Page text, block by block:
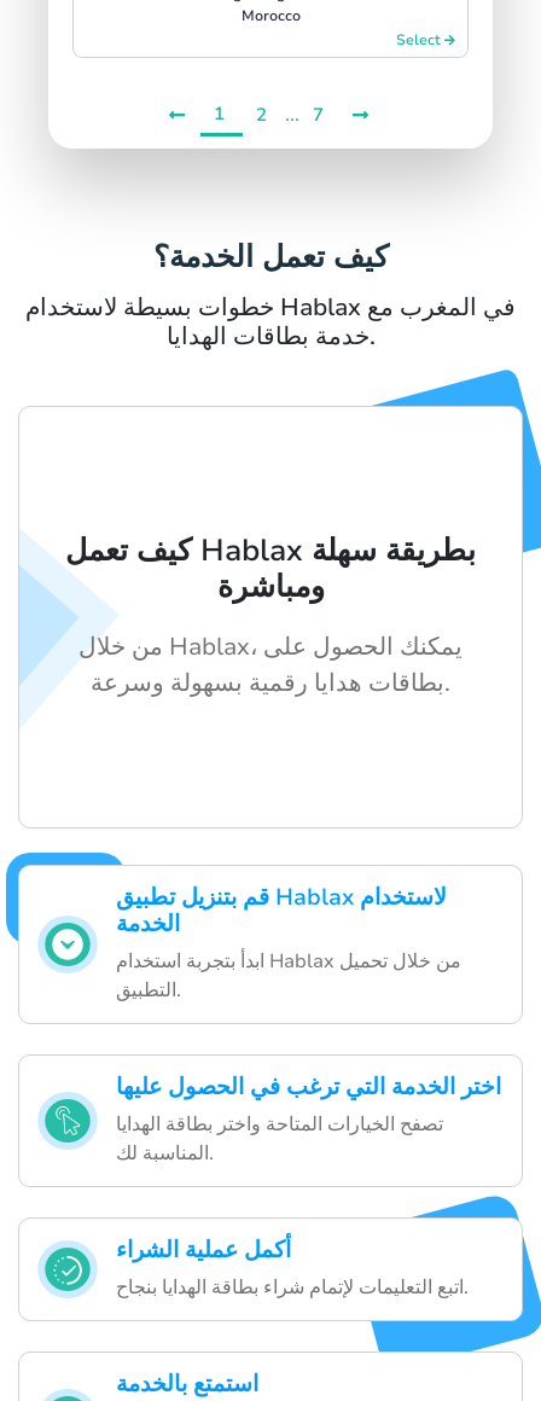
Morocco
Select
1 2 ... 7
كيف تعمل الخدمة؟
خطوات بسيطة لاستخدام Hablax في المغرب مع
خدمة بطاقات الهدايا.
قم بتنزيل تطبيق Hablax لاستخدام
الخدمة
ابدأ بتجربة استخدام Hablax من خلال تحميل
التطبيق.
اختر الخدمة التي ترغب في الحصول عليها
تصفح الخيارات المتاحة واختر بطاقة الهدايا
المناسبة لك.
أكمل عملية الشراء
اتبع التعليمات لإتمام شراء بطاقة الهدايا بنجاح.
استمتع بالخدمة
كيف تعمل Hablax بطريقة سهلة
ومباشرة
من خلال Hablax، يمكنك الحصول على
بطاقات هدايا رقمية بسهولة وسرعة.